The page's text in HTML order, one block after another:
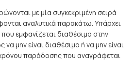
με μία συγκεκριμένη σειρά
αναλυτικά παρακάτω. Υπάρχει
εμφανίζεται διαθέσιμο στην
να μην είναι διαθέσιμο ή να μην είναι
παράδοσης που αναγράφεται